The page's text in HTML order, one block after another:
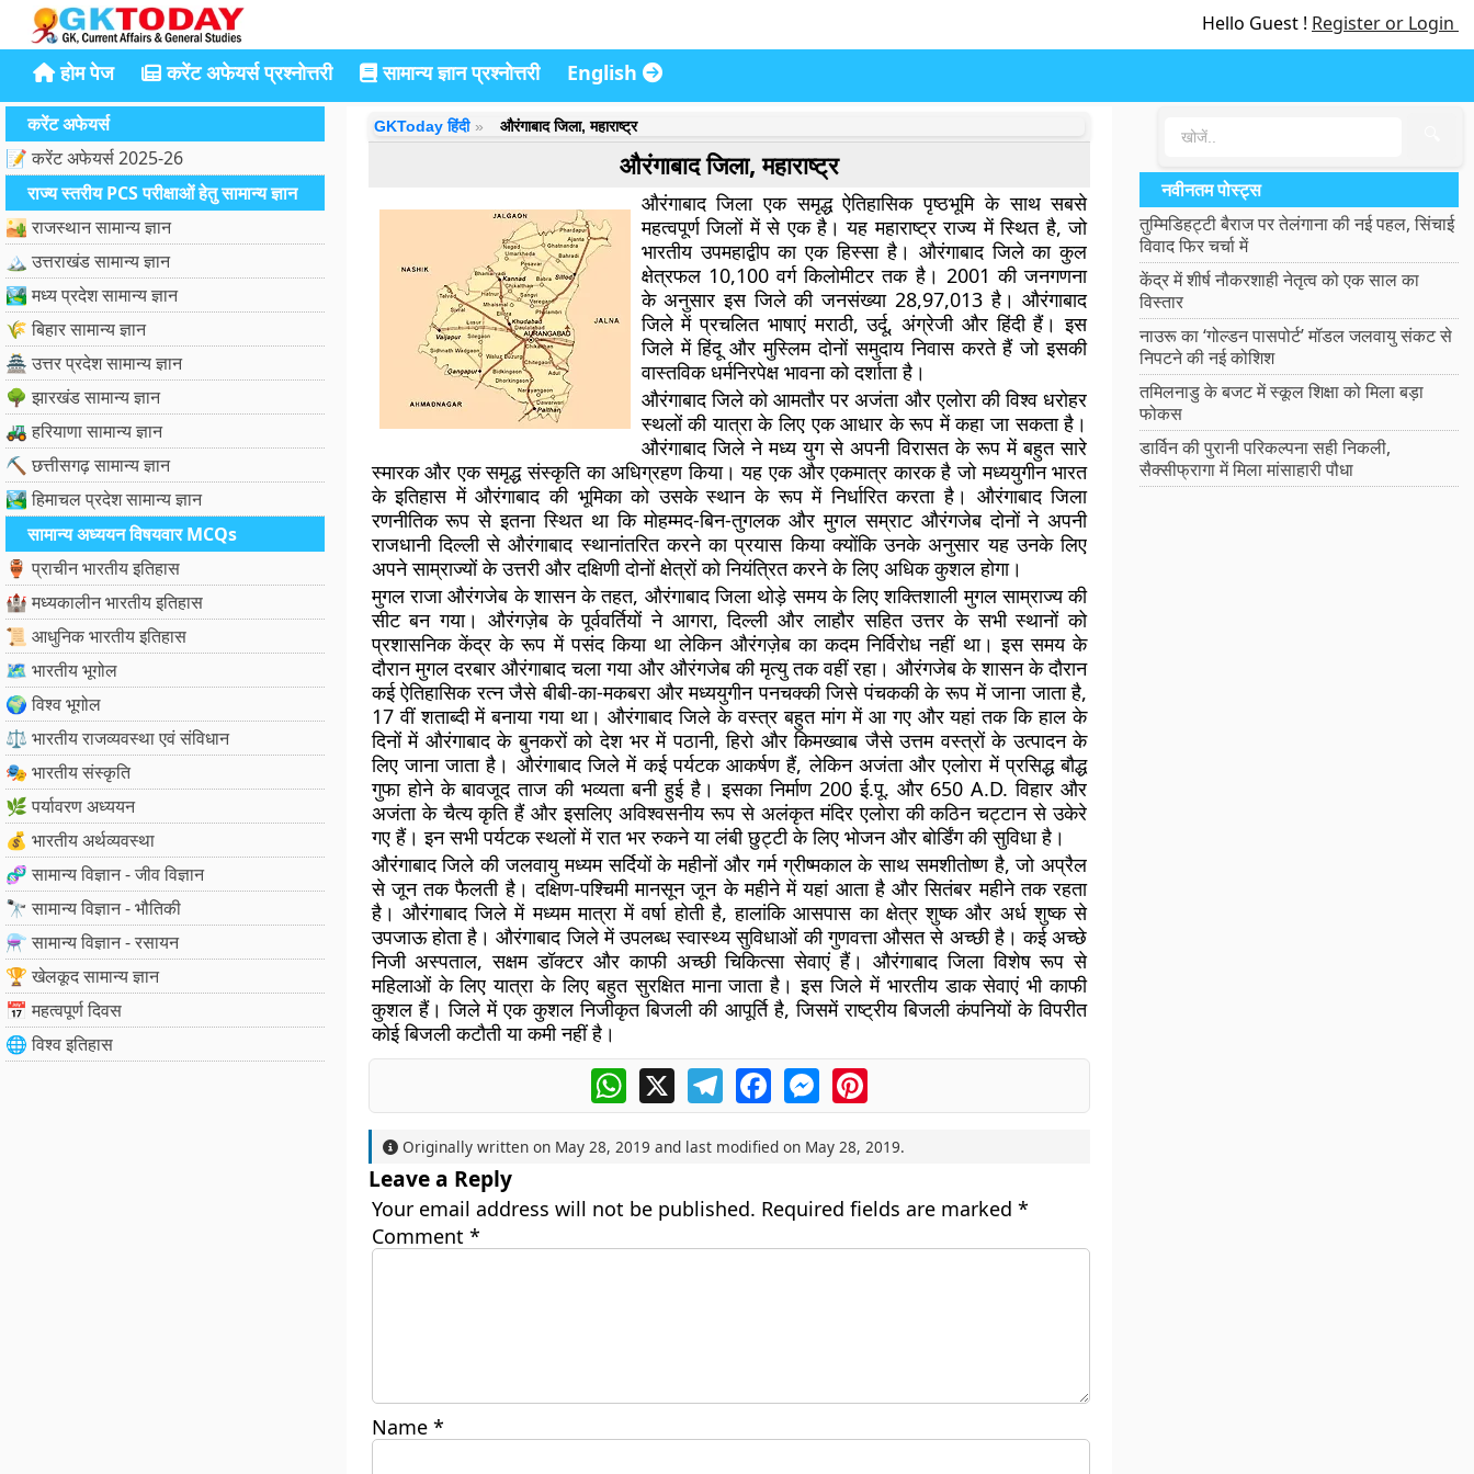
Hello Guest ! Register or Login
होम पेज करेंट अफेयर्स प्रश्नोत्तरी सामान्य ज्ञान प्रश्नोत्तरी English
करेंट अफेयर्स
📝 करेंट अफेयर्स 2025-26
राज्य स्तरीय PCS परीक्षाओं हेतु सामान्य ज्ञान
🏜️ राजस्थान सामान्य ज्ञान
🏔️ उत्तराखंड सामान्य ज्ञान
🏞️ मध्य प्रदेश सामान्य ज्ञान
🌾 बिहार सामान्य ज्ञान
🏯 उत्तर प्रदेश सामान्य ज्ञान
🌳 झारखंड सामान्य ज्ञान
🚜 हरियाणा सामान्य ज्ञान
⛏️ छत्तीसगढ़ सामान्य ज्ञान
🏞️ हिमाचल प्रदेश सामान्य ज्ञान
सामान्य अध्ययन विषयवार MCQs
🏺 प्राचीन भारतीय इतिहास
🏰 मध्यकालीन भारतीय इतिहास
📜 आधुनिक भारतीय इतिहास
🗺️ भारतीय भूगोल
🌍 विश्व भूगोल
⚖️ भारतीय राजव्यवस्था एवं संविधान
🎭 भारतीय संस्कृति
🌿 पर्यावरण अध्ययन
💰 भारतीय अर्थव्यवस्था
🧬 सामान्य विज्ञान - जीव विज्ञान
🔭 सामान्य विज्ञान - भौतिकी
⚗️ सामान्य विज्ञान - रसायन
🏆 खेलकूद सामान्य ज्ञान
📅 महत्वपूर्ण दिवस
🌐 विश्व इतिहास
GKToday हिंदी औरंगाबाद जिला, महाराष्ट्र
औरंगाबाद जिला, महाराष्ट्र
औरंगाबाद जिला एक समृद्ध ऐतिहासिक पृष्ठभूमि के साथ सबसे
महत्वपूर्ण जिलों में से एक है। यह महाराष्ट्र राज्य में स्थित है, जो
भारतीय उपमहाद्वीप का एक हिस्सा है। औरंगाबाद जिले का कुल
क्षेत्रफल 10,100 वर्ग किलोमीटर तक है। 2001 की जनगणना
के अनुसार इस जिले की जनसंख्या 28,97,013 है। औरंगाबाद
जिले में प्रचलित भाषाएं मराठी, उर्दू, अंग्रेजी और हिंदी हैं। इस
जिले में हिंदू और मुस्लिम दोनों समुदाय निवास करते हैं जो इसकी
वास्तविक धर्मनिरपेक्ष भावना को दर्शाता है।
औरंगाबाद जिले को आमतौर पर अजंता और एलोरा की विश्व धरोहर
स्थलों की यात्रा के लिए एक आधार के रूप में कहा जा सकता है।
औरंगाबाद जिले ने मध्य युग से अपनी विरासत के रूप में बहुत सारे
स्मारक और एक समृद्ध संस्कृति का अधिग्रहण किया। यह एक और एकमात्र कारक है जो मध्ययुगीन भारत
के इतिहास में औरंगाबाद की भूमिका को उसके स्थान के रूप में निर्धारित करता है। औरंगाबाद जिला
रणनीतिक रूप से इतना स्थित था कि मोहम्मद-बिन-तुगलक और मुगल सम्राट औरंगजेब दोनों ने अपनी
राजधानी दिल्ली से औरंगाबाद स्थानांतरित करने का प्रयास किया क्योंकि उनके अनुसार यह उनके लिए
अपने साम्राज्यों के उत्तरी और दक्षिणी दोनों क्षेत्रों को नियंत्रित करने के लिए अधिक कुशल होगा।
मुगल राजा औरंगजेब के शासन के तहत, औरंगाबाद जिला थोड़े समय के लिए शक्तिशाली मुगल साम्राज्य की
सीट बन गया। औरंगज़ेब के पूर्ववर्तियों ने आगरा, दिल्ली और लाहौर सहित उत्तर के सभी स्थानों को
प्रशासनिक केंद्र के रूप में पसंद किया था लेकिन औरंगज़ेब का कदम निर्विरोध नहीं था। इस समय के
दौरान मुगल दरबार औरंगाबाद चला गया और औरंगजेब की मृत्यु तक वहीं रहा। औरंगजेब के शासन के दौरान
कई ऐतिहासिक रत्न जैसे बीबी-का-मकबरा और मध्ययुगीन पनचक्की जिसे पंचककी के रूप में जाना जाता है,
17 वीं शताब्दी में बनाया गया था। औरंगाबाद जिले के वस्त्र बहुत मांग में आ गए और यहां तक ​​कि हाल के
दिनों में औरंगाबाद के बुनकरों को देश भर में पठानी, हिरो और किमख्वाब जैसे उत्तम वस्त्रों के उत्पादन के
लिए जाना जाता है। औरंगाबाद जिले में कई पर्यटक आकर्षण हैं, लेकिन अजंता और एलोरा में प्रसिद्ध बौद्ध
गुफा होने के बावजूद ताज की भव्यता बनी हुई है। इसका निर्माण 200 ई.पू. और 650 A.D. विहार और
अजंता के चैत्य कृति हैं और इसलिए अविश्वसनीय रूप से अलंकृत मंदिर एलोरा की कठिन चट्टान से उकेरे
गए हैं। इन सभी पर्यटक स्थलों में रात भर रुकने या लंबी छुट्टी के लिए भोजन और बोर्डिंग की सुविधा है।
औरंगाबाद जिले की जलवायु मध्यम सर्दियों के महीनों और गर्म ग्रीष्मकाल के साथ समशीतोष्ण है, जो अप्रैल
से जून तक फैलती है। दक्षिण-पश्चिमी मानसून जून के महीने में यहां आता है और सितंबर महीने तक रहता
है। औरंगाबाद जिले में मध्यम मात्रा में वर्षा होती है, हालांकि आसपास का क्षेत्र शुष्क और अर्ध शुष्क से
उपजाऊ होता है। औरंगाबाद जिले में उपलब्ध स्वास्थ्य सुविधाओं की गुणवत्ता औसत से अच्छी है। कई अच्छे
निजी अस्पताल, सक्षम डॉक्टर और काफी अच्छी चिकित्सा सेवाएं हैं। औरंगाबाद जिला विशेष रूप से
महिलाओं के लिए यात्रा के लिए बहुत सुरक्षित माना जाता है। इस जिले में भारतीय डाक सेवाएं भी काफी
कुशल हैं। जिले में एक कुशल निजीकृत बिजली की आपूर्ति है, जिसमें राष्ट्रीय बिजली कंपनियों के विपरीत
कोई बिजली कटौती या कमी नहीं है।
WhatsApp
X TelegramFacebookMessengerPinterest
Originally written on May 28, 2019 and last modified on May 28, 2019.
Leave a Reply
Your email address will not be published. Required fields are marked *
Comment *
Name *
नवीनतम पोस्ट्स
तुम्मिडिहट्टी बैराज पर तेलंगाना की नई पहल, सिंचाई
विवाद फिर चर्चा में
केंद्र में शीर्ष नौकरशाही नेतृत्व को एक साल का
विस्तार
नाउरू का ‘गोल्डन पासपोर्ट’ मॉडल जलवायु संकट से
निपटने की नई कोशिश
तमिलनाडु के बजट में स्कूल शिक्षा को मिला बड़ा
फोकस
डार्विन की पुरानी परिकल्पना सही निकली,
सैक्सीफ्रागा में मिला मांसाहारी पौधा